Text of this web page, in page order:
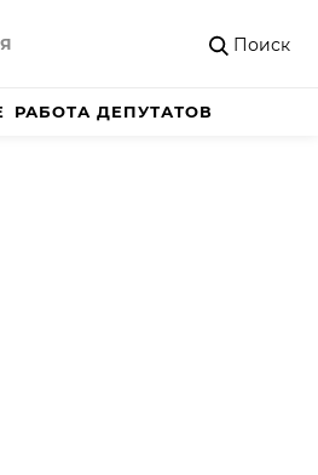
Поиск
РАБОТА ДЕПУТАТОВ